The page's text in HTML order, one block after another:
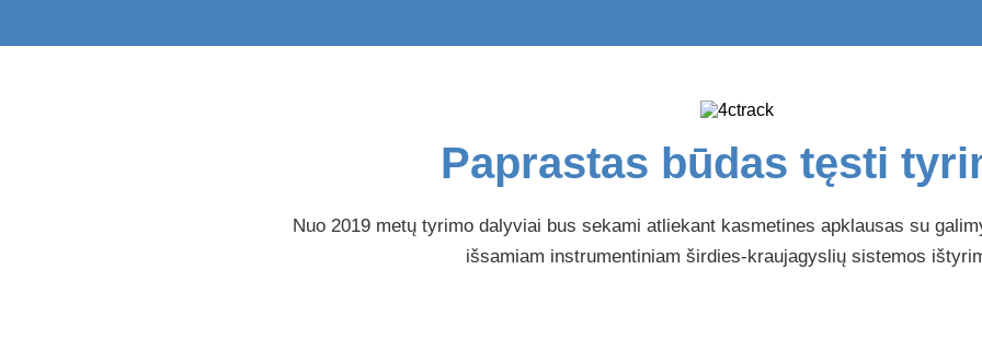
Paprastas būdas tęsti
Nuo 2019 metų tyrimo dalyviai bus sekami atliekant kasmetines apklausas su
išsamiam instrumentiniam širdies-kraujagyslių sistemos